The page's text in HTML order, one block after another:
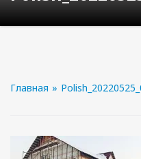
Главная »